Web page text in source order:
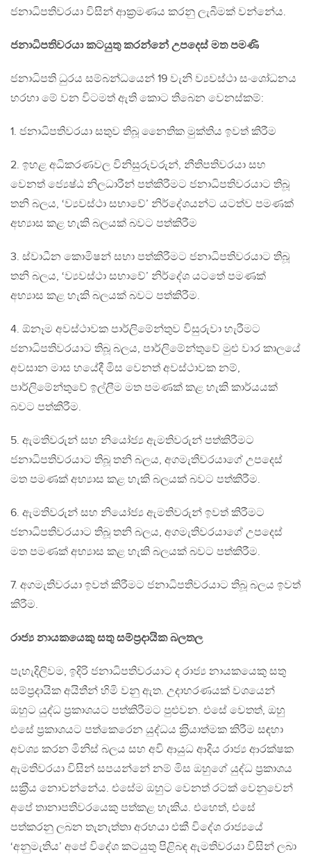
ජනාධිපතිවරයා විසින් ආක‍්‍රමණය කරනු ලැබීමක් වන්නේය.
ජනාධිපතිවරයා කටයුතු කරන්නේ උපදෙස් මත පමණි
ජනාධිපති ධුරය සම්බන්ධයෙන් 19 වැනි ව්‍යවස්ථා සංශෝධනය
හරහා මේ වන විටමත් ඇති කොට තිබෙන වෙනස්කම්:
1. ජනාධිපතිවරයා සතුව තිබූ නෛතික මුක්තිය ඉවත් කිරීම
2. ඉහළ අධිකරණවල විනිසුරුවරුන්, නීතිපතිවරයා සහ
වෙනත් ජ්‍යෙෂ්ඨ නිලධාරීන් පත්කිරීමට ජනාධිපතිවරයාට තිබූ
තනි බලය, ‘ව්‍යවස්ථා සභාවේ’ නිර්දේශයන්ට යටත්ව පමණක්
අභ්‍යාස කළ හැකි බලයක් බවට පත්කිරීම
3. ස්වාධීන කොමිෂන් සභා පත්කිරීමට ජනාධිපතිවරයාට තිබූ
තනි බලය, ‘ව්‍යවස්ථා සභාවේ’ නිර්දේශ යටතේ පමණක්
අභ්‍යාස කළ හැකි බලයක් බවට පත්කිරීම.
4. ඕනෑම අවස්ථාවක පාර්ලිමේන්තුව විසුරුවා හැරීමට
ජනාධිපතිවරයාට තිබූ බලය, පාර්ලිමේන්තුවේ මුළු වාර කාලයේ
අවසාන මාස හයේදී මිස වෙනත් අවස්ථාවක නම්,
පාර්ලිමේන්තුවේ ඉල්ලීම මත පමණක් කළ හැකි කාර්යයක්
බවට පත්කිරීම.
5. ඇමතිවරුන් සහ නියෝජ්‍ය ඇමතිවරුන් පත්කිරීමට
ජනාධිපතිවරයාට තිබූ තනි බලය, අගමැතිවරයාගේ උපදෙස්
මත පමණක් අභ්‍යාස කළ හැකි බලයක් බවට පත්කිරීම.
6. ඇමතිවරුන් සහ නියෝජ්‍ය ඇමතිවරුන් ඉවත් කිරීමට
ජනාධිපතිවරයාට තිබූ තනි බලය, අගමැතිවරයාගේ උපදෙස්
මත පමණක් අභ්‍යාස කළ හැකි බලයක් බවට පත්කිරීම.
7. අගමැතිවරයා ඉවත් කිරීමට ජනාධිපතිවරයාට තිබූ බලය ඉවත්
කිරීම.
රාජ්‍ය නායකයෙකු සතු සම්ප‍්‍රදායික බලතල
පැහැදිලිවම, ඉදිරි ජනාධිපතිවරයාට ද රාජ්‍ය නායකයෙකු සතු
සම්ප‍්‍රදායික අයිතීන් හිමි වනු ඇත. උදාහරණයක් වශයෙන්
ඔහුට යුද්ධ ප‍්‍රකාශයට පත්කිරීමට පුළුවන. එසේ වෙතත්, ඔහු
එසේ ප‍්‍රකාශයට පත්කෙරෙන යුද්ධය ක‍්‍රියාත්මක කිරීම සඳහා
අවශ්‍ය කරන මිනිස් බලය සහ අවි ආයුධ ආදිය රාජ්‍ය ආරක්ෂක
ඇමතිවරයා විසින් සපයන්නේ නම් මිස ඔහුගේ යුද්ධ ප‍්‍රකාශය
සක‍්‍රීය නොවන්නේය. එසේම ඔහුට වෙනත් රටක් වෙනුවෙන්
අපේ තානාපතිවරයෙකු පත්කළ හැකිය. එහෙත්, එසේ
පත්කරනු ලබන තැනැත්තා අරභයා එකී විදේශ රාජ්‍යයේ
‘අනුමැතිය’ අපේ විදේශ කටයුතු පිළිබඳ ඇමතිවරයා විසින් ලබා